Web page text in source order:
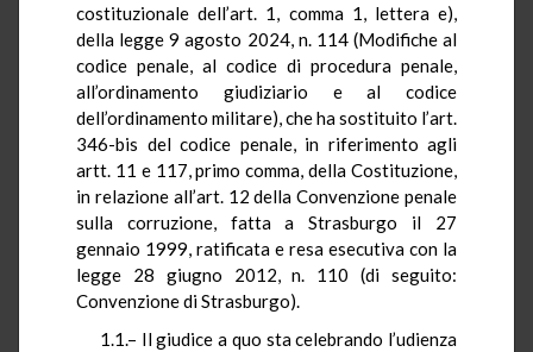
costituzionale dell’art. 1, comma 1, lettera e),
della legge 9 agosto 2024, n. 114 (Modifiche al
codice penale, al codice di procedura penale,
all’ordinamento giudiziario e al codice
dell’ordinamento militare), che ha sostituito l’art.
346-bis del codice penale, in riferimento agli
artt. 11 e 117, primo comma, della Costituzione,
in relazione all’art. 12 della Convenzione penale
sulla corruzione, fatta a Strasburgo il 27
gennaio 1999, ratificata e resa esecutiva con la
legge 28 giugno 2012, n. 110 (di seguito:
Convenzione di Strasburgo).
1.1.– Il giudice a quo sta celebrando l’udienza